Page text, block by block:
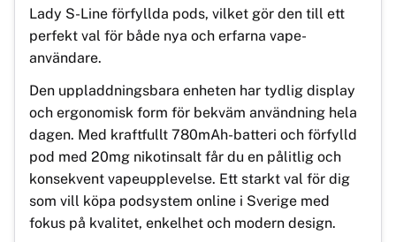
Lady S-Line förfyllda pods, vilket gör den till ett
perfekt val för både nya och erfarna vape-
användare.
Den uppladdningsbara enheten har tydlig display
och ergonomisk form för bekväm användning hela
dagen. Med kraftfullt 780mAh-batteri och förfylld
pod med 20mg nikotinsalt får du en pålitlig och
konsekvent vapeupplevelse. Ett starkt val för dig
som vill köpa podsystem online i Sverige med
fokus på kvalitet, enkelhet och modern design.